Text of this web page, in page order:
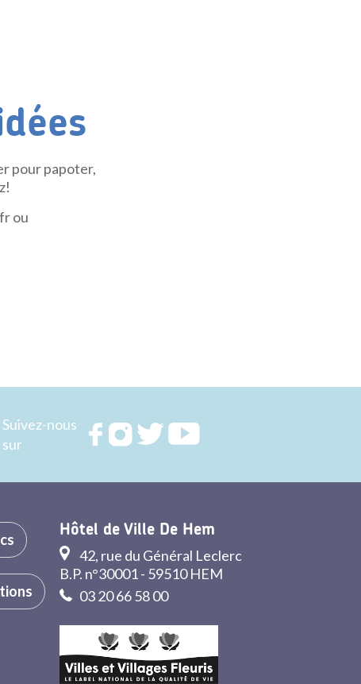
pour papoter,
ou
Suivez-nous
sur
RejoignezRejoignezRejoignez
Hôtel de Ville De Hem
42, rue du Général Leclerc
B.P. n°30001 - 59510 HEM
03 20 66 58 00